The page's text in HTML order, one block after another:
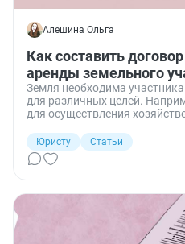
Алешина Ольга
Как составить
аренды земельного
Земля необходима
для различных целей.
для осуществления
землю получается сразу
арендовать. Но с течением
могут измениться, и тогда
Юристу
Статьи